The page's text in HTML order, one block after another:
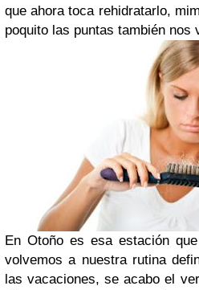
que ahora toca rehidratarlo,
poquito las puntas también nos
En Otoño es esa estación
volvemos a nuestra rutina
las vacaciones, se acabo el